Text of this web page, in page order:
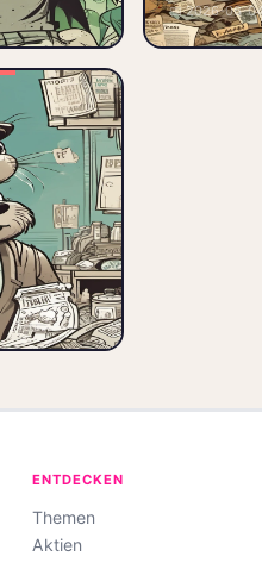
📈 Rendite
🎯 Diversifikation
📅 2026-06-
Risikomanagement
an der Börse
einfach erklärt:
Positionsgrößen,
Stop Loss,
Diversifikation und
die richtige
Strategie fü
🛡️
Risikomanagement
🚀 Einsteiger
♟️ Strategie
🎯 Diversifikation
ENTDECKEN
Themen
Aktien